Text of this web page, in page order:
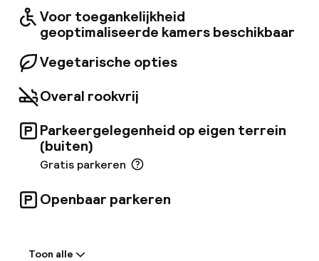
roomservice. Extra voorzieningen zijn onder
andere een bar/lounge, gratis kranten in de
lobby, stomerij-/wasservices en een 24-
uursreceptie.
Voor toegankelijkheid
geoptimaliseerde kamers beschikbaar
Vegetarische opties
Overal rookvrij
Parkeergelegenheid op eigen terrein
(buiten)
Gratis parkeren
Openbaar parkeren
Toon alle